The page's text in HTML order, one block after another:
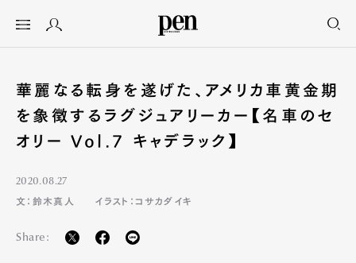
華麗なる転身を遂げた、アメリカ車黄金期
を象徴するラグジュアリーカー【名車のセ
オリー Vol.7 キャデラック】
2020.08.27
文：鈴木真人
イラスト：コサカダイキ
Share: